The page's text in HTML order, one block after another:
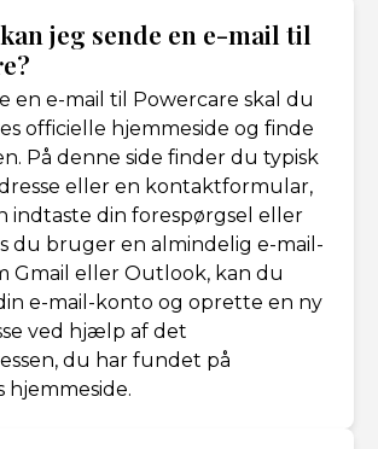
jeg sende en e-mail til
en e-mail til Powercare skal du
officielle hjemmeside og finde
På denne side finder du typisk
eller en kontaktformular,
indtaste din forespørgsel eller
du bruger en almindelig e-mail-
Gmail eller Outlook, kan du
e-mail-konto og oprette en ny
ved hjælp af det
du har fundet på
hjemmeside.